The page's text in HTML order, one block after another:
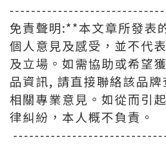
免責聲明:**本文章所發表
個人意見及感受，並不代
及立場。如需協助或希望
品資訊, 請直接聯絡該品
相關專業意見。如從而引
律糾紛，本人概不負責。